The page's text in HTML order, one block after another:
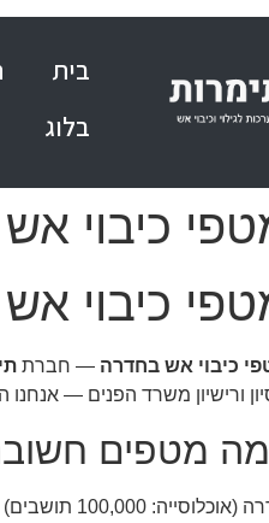
בית
בלוג
כיבוי
כיבוי
כיבוי אש בחדרה — חברת
ורישיון משרד הפנים —
מטפים
חדרה